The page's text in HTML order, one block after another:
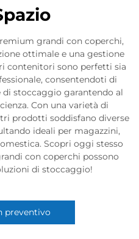
grandi con coperchi,
ottimale e una gestione
contenitori sono perfetti sia
consentendoti di
stoccaggio garantendo al
Con una varietà di
prodotti soddisfano diverse
ideali per magazzini,
Scopri oggi stesso
con coperchi possono
di stoccaggio!
preventivo